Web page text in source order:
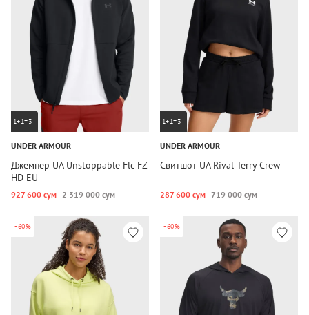
1+1=3
UNDER ARMOUR
Джемпер UA Unstoppable Flc FZ
HD EU
927 600 сум 2 319 000 сум
1+1=3
UNDER ARMOUR
Свитшот UA Rival Terry Crew
287 600 сум 719 000 сум
-60% -60%